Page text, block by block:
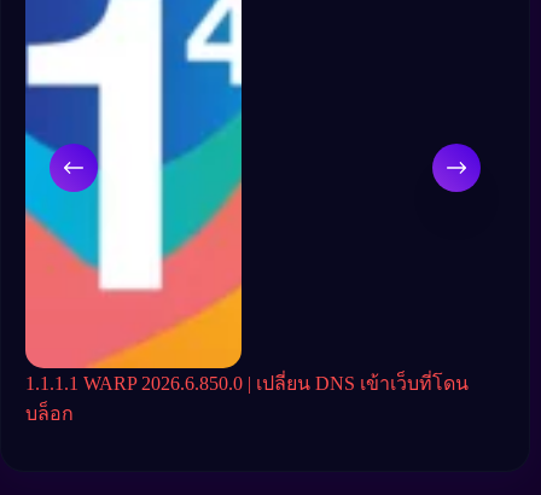
1.1.1.1 WARP 2026.6.850.0 | เปลี่ยน DNS เข้าเว็บที่โดน
บล็อก